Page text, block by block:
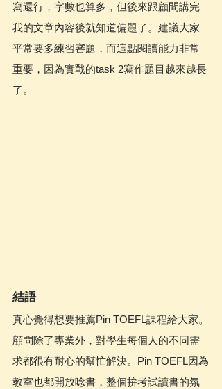
寫還行，字數也算多，但後來跟顧問講完
我的文章內容後就知道偏題了。建議大家
平常要多練習審題，而這點閱讀能力非常
重要，因為實戰的task 2寫作題目越來越長
了。
結語
真心覺得想要推薦Pin TOEFL課程給大家。
顧問除了專業外，對學生每個人的不同需
求都很有耐心的幫忙解決。Pin TOEFL因為
教室也都開放唸書，整個拚考試讀書的氛